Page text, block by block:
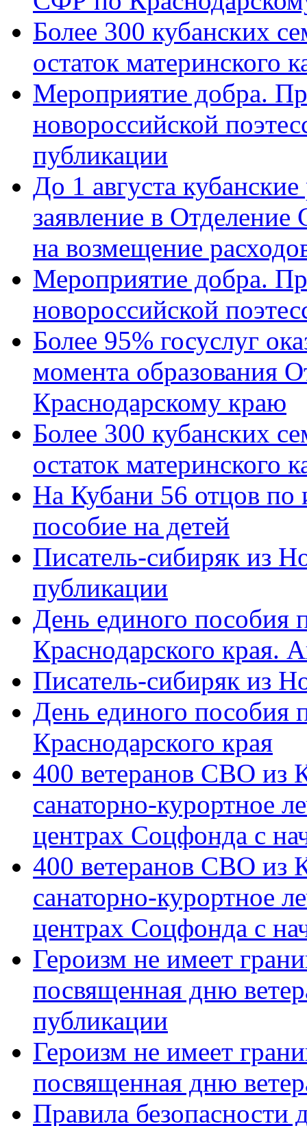
Более 300 кубанских
остаток материнского
Мероприятие добра.
новороссийской
публикации
До 1 августа
заявление в
на возмещение
Мероприятие добра.
новороссийской
Более 95% госуслуг
момента образования
Краснодарскому краю
Более 300 кубанских
остаток материнского
На Кубани 56 отцов по
пособие на детей
Писатель-сибиряк из
публикации
День единого пособия
Краснодарского края.
Писатель-сибиряк из
День единого пособия
Краснодарского края
400 ветеранов СВО из
санаторно-курортное
центрах Соцфонда с
400 ветеранов СВО из
санаторно-курортное
центрах Соцфонда с
Героизм не имеет
посвященная дню
публикации
Героизм не имеет
посвященная дню
Правила безопасности